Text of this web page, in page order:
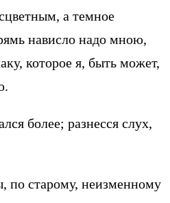
а темное
нависло надо мною,
которое я, быть может,
более; разнесся слух,
по старому, неизменному